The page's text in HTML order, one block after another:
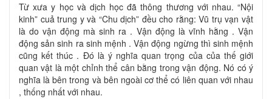
Từ xưa y học và dịch học đã thông thương với nhau. “Nội
kinh” cuả trung y và “Chu dịch” đều cho rằng: Vũ trụ vạn vật
là do vận động mà sinh ra . Vận động là vĩnh hằng . Vận
động sản sinh ra sinh mệnh . Vận động ngừng thì sinh mệnh
cũng kết thúc . Đó là ý nghĩa quan trọng của của thế giới
quan vật là một chỉnh thể cân bằng trong vận động. Nó có ý
nghĩa là bên trong và bên ngoài cơ thể có liên quan với nhau
, thống nhất với nhau.